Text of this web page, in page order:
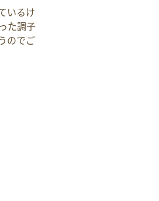
いるけ
た調子
のでご